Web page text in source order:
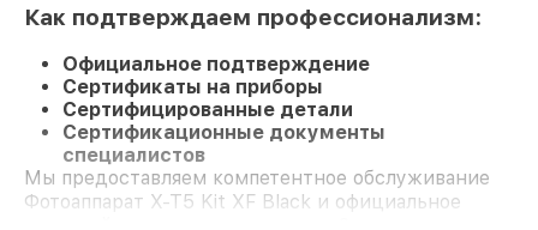
Как подтверждаем профессионализм:
Официальное подтверждение
Сертификаты на приборы
Сертифицированные детали
Сертификационные документы
специалистов
Мы предоставляем компетентное обслуживание
Фотоаппарат X-T5 Kit XF Black и официальное